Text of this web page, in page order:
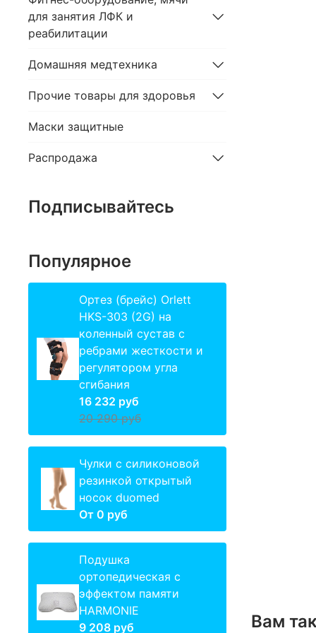
Вам
для занятия ЛФК и
реабилитации
Домашняя медтехника
Прочие товары для здоровья
Маски защитные
Распродажа
Подписывайтесь
Популярное
Ортез (брейс) Orlett
HKS-303 (2G) на
коленный сустав с
ребрами жесткости и
регулятором угла
сгибания
16 232 руб
20 290 руб
Чулки с силиконовой
резинкой открытый
носок duomed
От 0 руб
Подушка
ортопедическая с
эффектом памяти
HARMONIE
9 208 руб